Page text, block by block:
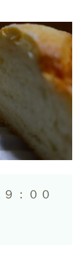
：００